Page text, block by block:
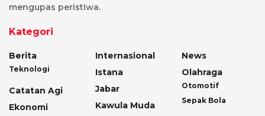
mengupas peristiwa.
Kategori
Berita
Teknologi
Catatan Agi
Ekonomi
Internasional
Istana
Jabar
Kawula Muda
News
Olahraga
Otomotif
Sepak Bola